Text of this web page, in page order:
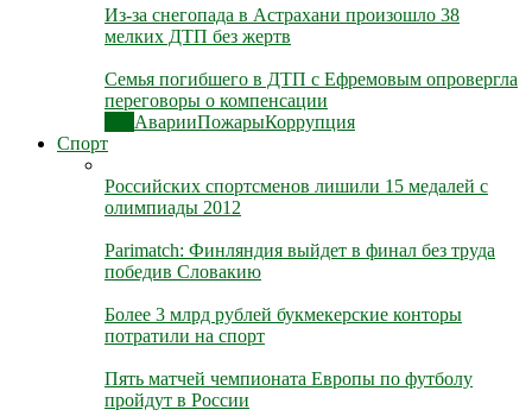
Из-за снегопада в Астрахани произошло 38
мелких ДТП без жертв
Семья погибшего в ДТП с Ефремовым опровергла
переговоры о компенсации
АварииПожарыКоррупция
Спорт
Российских спортсменов лишили 15 медалей с
олимпиады 2012
Parimatch: Финляндия выйдет в финал без труда
победив Словакию
Более 3 млрд рублей букмекерские конторы
потратили на спорт
Пять матчей чемпионата Европы по футболу
пройдут в России